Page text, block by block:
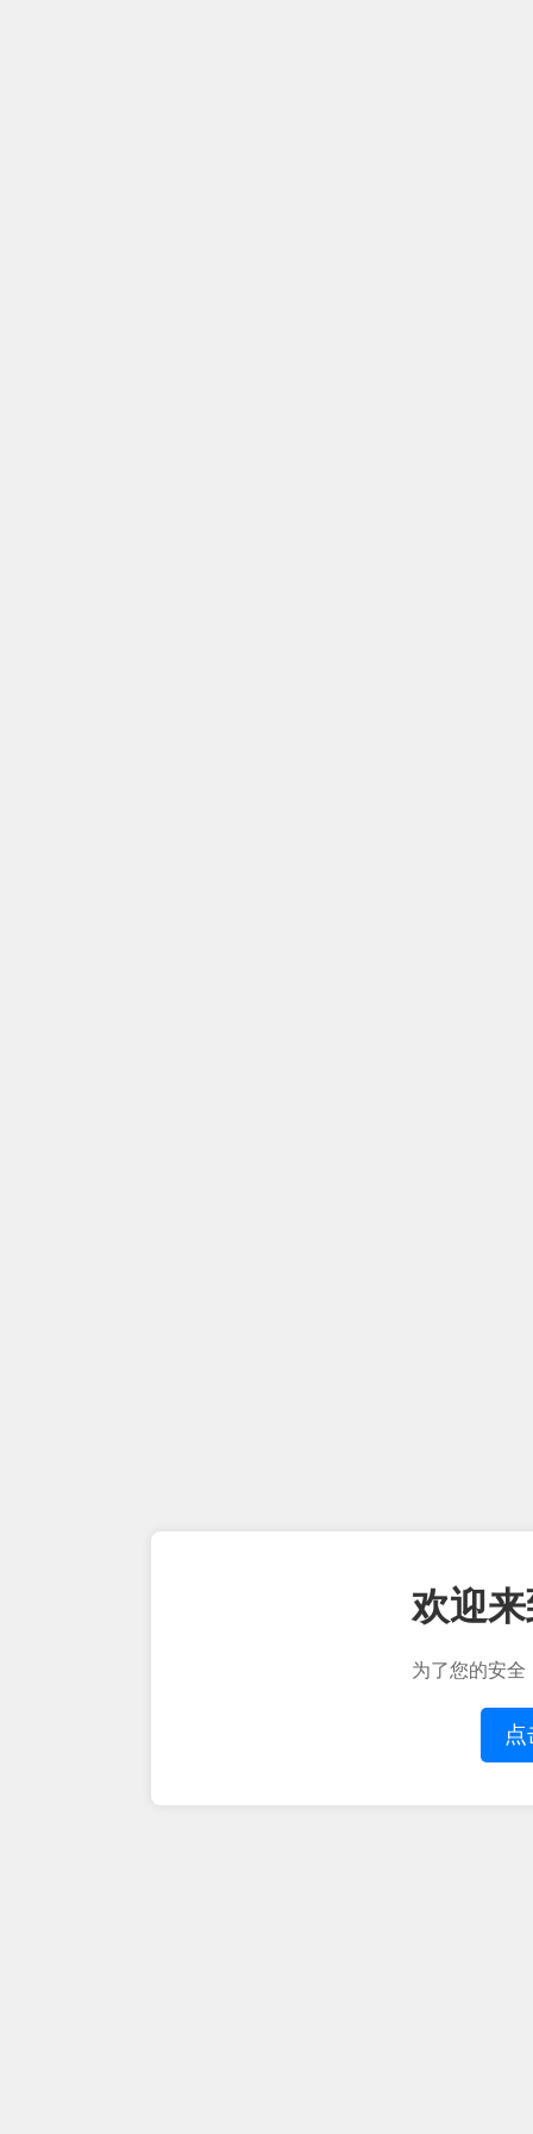
欢迎
为了您的安全